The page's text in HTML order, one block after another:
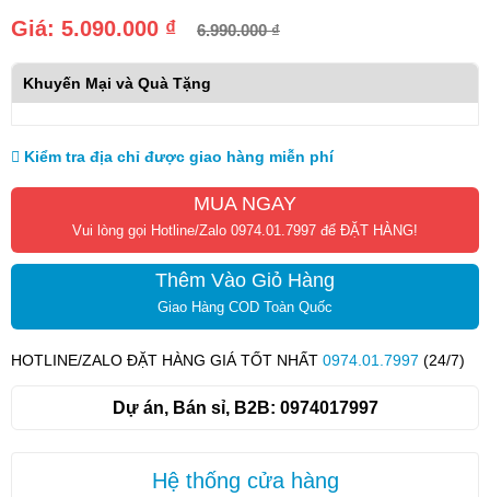
Giá: 5.090.000 ₫ 6.990.000 ₫
Khuyến Mại và Quà Tặng
Kiểm tra địa chỉ được giao hàng miễn phí
MUA NGAY
Vui lòng gọi Hotline/Zalo 0974.01.7997 để ĐẶT HÀNG!
Thêm Vào Giỏ Hàng
Giao Hàng COD Toàn Quốc
HOTLINE/ZALO ĐẶT HÀNG GIÁ TỐT NHẤT 0974.01.7997 (24/7)
Dự án, Bán sỉ, B2B: 0974017997
Hệ thống cửa hàng